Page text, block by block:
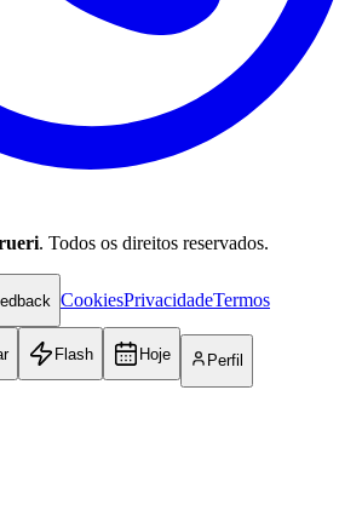
. Todos os direitos reservados.
CookiesPrivacidadeTermos
Flash Hoje Perfil